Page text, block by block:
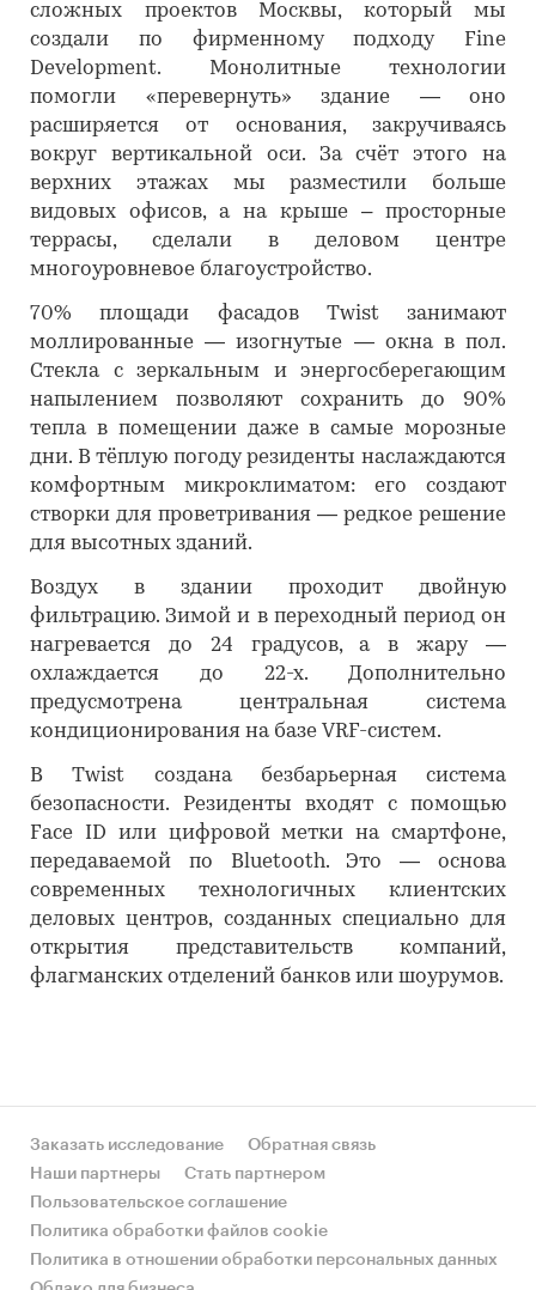
сложных проектов Москвы, который мы
создали по фирменному подходу Fine
Development. Монолитные технологии
помогли «перевернуть» здание — оно
расширяется от основания, закручиваясь
вокруг вертикальной оси. За счёт этого на
верхних этажах мы разместили больше
видовых офисов, а на крыше – просторные
террасы, сделали в деловом центре
многоуровневое благоустройство.
70% площади фасадов Twist занимают
моллированные — изогнутые — окна в пол.
Стекла с зеркальным и энергосберегающим
напылением позволяют сохранить до 90%
тепла в помещении даже в самые морозные
дни. В тёплую погоду резиденты наслаждаются
комфортным микроклиматом: его создают
створки для проветривания — редкое решение
для высотных зданий.
Воздух в здании проходит двойную
фильтрацию. Зимой и в переходный период он
нагревается до 24 градусов, а в жару —
охлаждается до 22-х. Дополнительно
предусмотрена центральная система
кондиционирования на базе VRF-систем.
В Twist создана безбарьерная система
безопасности. Резиденты входят с помощью
Face ID или цифровой метки на смартфоне,
передаваемой по Bluetooth. Это — основа
современных технологичных клиентских
деловых центров, созданных специально для
открытия представительств компаний,
флагманских отделений банков или шоурумов.
Заказать исследование
Обратная связь
Наши партнеры
Стать партнером
Пользовательское соглашение
Политика обработки файлов cookie
Политика в отношении обработки персональных данных